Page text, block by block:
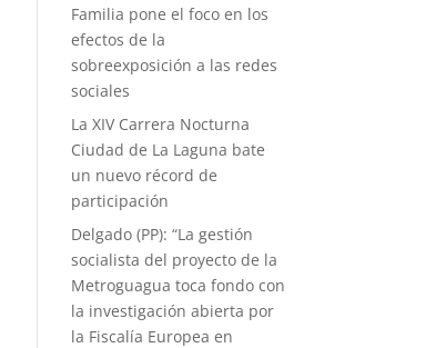
Familia pone el foco en los
efectos de la
sobreexposición a las redes
sociales
La XIV Carrera Nocturna
Ciudad de La Laguna bate
un nuevo récord de
participación
Delgado (PP): “La gestión
socialista del proyecto de la
Metroguagua toca fondo con
la investigación abierta por
la Fiscalía Europea en